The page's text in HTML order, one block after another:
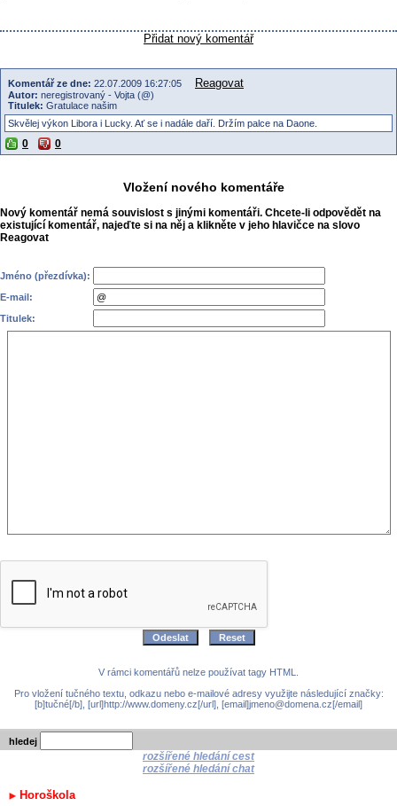
Přidat nový komentář
Komentář ze dne: 22.07.2009 16:27:05 Reagovat
Autor: neregistrovaný - Vojta (@)
Titulek: Gratulace našim
Skvělej výkon Libora i Lucky. Ať se i nadále daří. Držím palce na Daone.
0 0
Vložení nového komentáře
Nový komentář nemá souvislost s jinými komentáři. Chcete-li odpovědět na
existující komentář, najeďte si na něj a klikněte v jeho hlavičce na slovo
Reagovat
Jméno (přezdívka):
E-mail:
Titulek:
V rámci komentářů nelze používat tagy HTML.
Pro vložení tučného textu, odkazu nebo e-mailové adresy využijte následující značky:
[b]tučné[/b], [url]http://www.domeny.cz[/url], [email]jmeno@domena.cz[/email]
hledej
rozšířené hledání cest
rozšířené hledání chat
Horoškola